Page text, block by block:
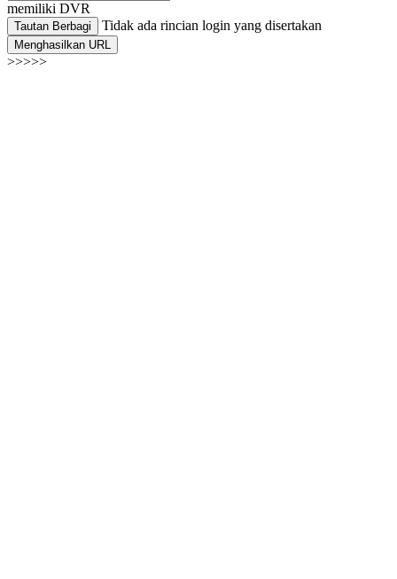
memiliki DVR
Tautan Berbagi Tidak ada rincian login yang disertakan
Menghasilkan URL
>>>>>